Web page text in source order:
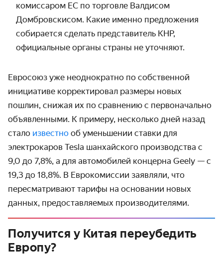
комиссаром ЕС по торговле Валдисом
Домбровскисом. Какие именно предложения
собирается сделать представитель КНР,
официальные органы страны не уточняют.
Евросоюз уже неоднократно по собственной
инициативе корректировал размеры новых
пошлин, снижая их по сравнению с первоначально
объявленными. К примеру, несколько дней назад
стало известно об уменьшении ставки для
электрокаров Tesla шанхайского производства с
9,0 до 7,8%, а для автомобилей концерна Geely — с
19,3 до 18,8%. В Еврокомиссии заявляли, что
пересматривают тарифы на основании новых
данных, предоставляемых производителями.
Получится у Китая переубедить
Европу?